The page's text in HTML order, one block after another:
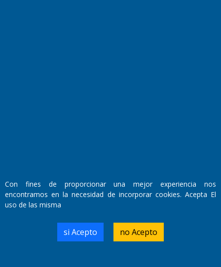
Primera edición: Domingo 3 de Mayo de 1992
Miembro de ADIRA,ADEPA y CPPAL
Propietario: El Diario SRL
Walter René Goñi
Con fines de proporcionar una mejor experiencia nos
encontramos en la necesidad de incorporar cookies. Acepta El
uso de las misma
si Acepto no Acepto